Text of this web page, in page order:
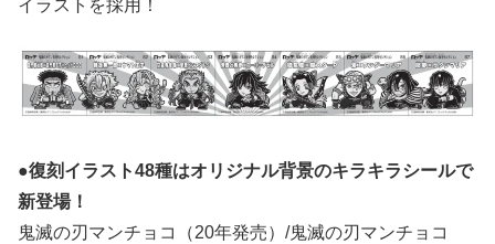
イラストを採用！
●復刻イラスト48種はオリジナル背景のキラキラシールで
新登場！
鬼滅の刃マンチョコ（20年発売）/鬼滅の刃マンチョコ